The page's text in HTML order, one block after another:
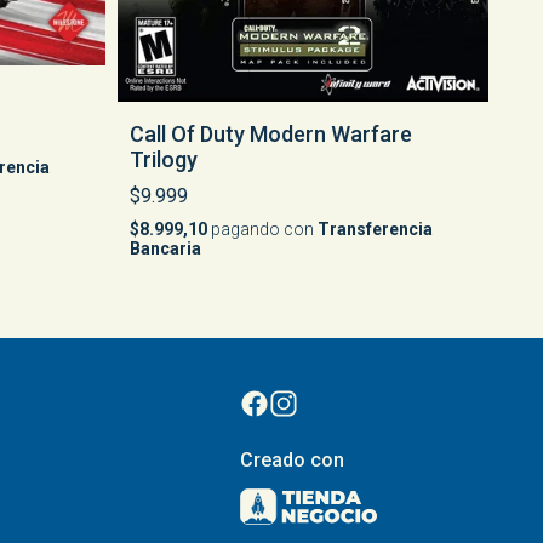
Call Of Duty Modern Warfare
Trilogy
$9.999
$8.999,10 pagando con Transferencia
Bancaria
Creado con